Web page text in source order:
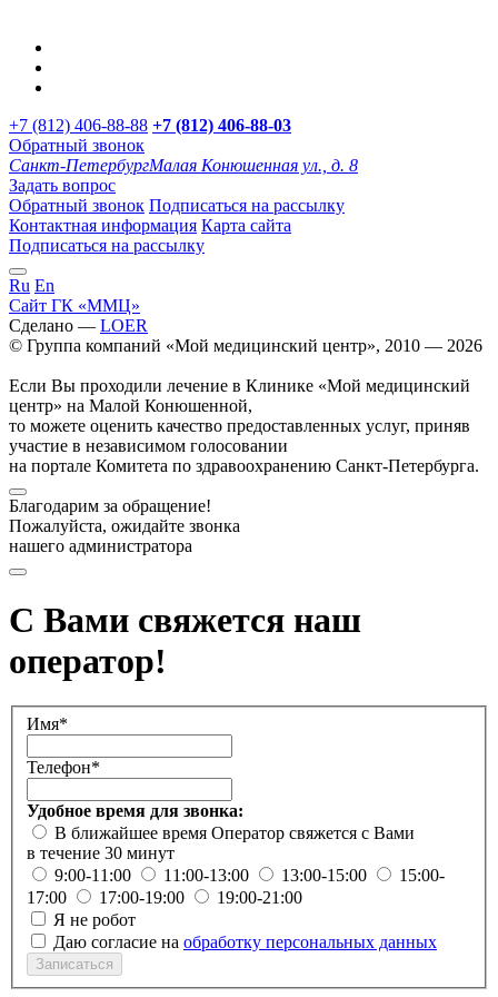
+7 (812) 406-88-88 +7 (812) 406-88-03
Обратный звонок
Санкт-ПетербургМалая Конюшенная ул., д. 8
Задать вопрос
Обратный звонок Подписаться на рассылку
Контактная информация Карта сайта
Подписаться на рассылку
Ru En
Сайт ГК «ММЦ»
Сделано — LOER
© Группа компаний «Мой медицинский центр», 2010 — 2026
Если Вы проходили лечение в Клинике «Мой медицинский
центр» на Малой Конюшенной,
то можете оценить качество предоставленных услуг, приняв
участие в независимом голосовании
на портале Комитета по здравоохранению Санкт-Петербурга.
Благодарим за обращение!
Пожалуйста, ожидайте звонка
нашего администратора
С Вами свяжется наш
оператор!
Имя*
Телефон*
Удобное время для звонка:
В ближайшее время Оператор свяжется с Вами
в течение 30 минут
9:00-11:00
11:00-13:00 13:00-15:00
15:00-
17:00
17:00-19:00
19:00-21:00
Я не робот
Даю согласие на обработку персональных данных
Записаться